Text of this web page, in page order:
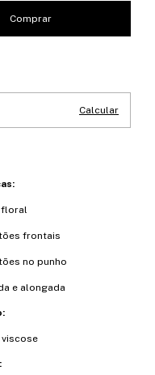
Calcular
floral
frontais
no punho
e alongada
viscose